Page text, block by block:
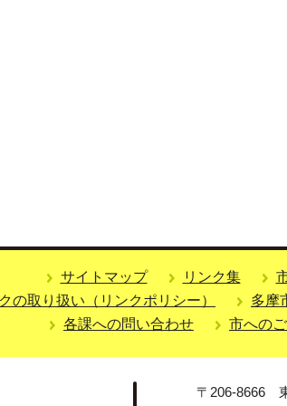
サイトマップ リンク集
の取り扱い（リンクポリシー）
多摩
各課への問い合わせ
市への
〒206-8666